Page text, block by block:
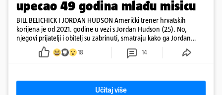
upecao 49 godina mlađu misicu
BILL BELICHICK I JORDAN HUDSON Američki trener hrvatskih
korijena je od 2021. godine u vezi s Jordan Hudson (25). No,
njegovi prijatelji i obitelj su zabrinuti, smatraju kako ga Jordan
kontrolira
18 14
Učitaj više